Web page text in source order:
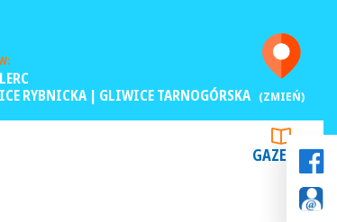
RYBNICKA | GLIWICE TARNOGÓRSKA (ZMIEŃ)
GAZETKI